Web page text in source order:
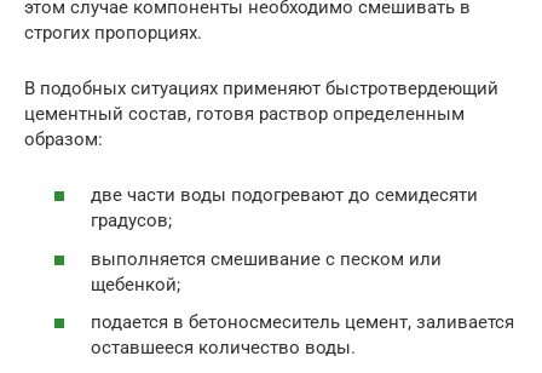
этом случае компоненты необходимо смешивать в
строгих пропорциях.
В подобных ситуациях применяют быстротвердеющий
цементный состав, готовя раствор определенным
образом:
две части воды подогревают до семидесяти
градусов;
выполняется смешивание с песком или
щебенкой;
подается в бетоносмеситель цемент, заливается
оставшееся количество воды.